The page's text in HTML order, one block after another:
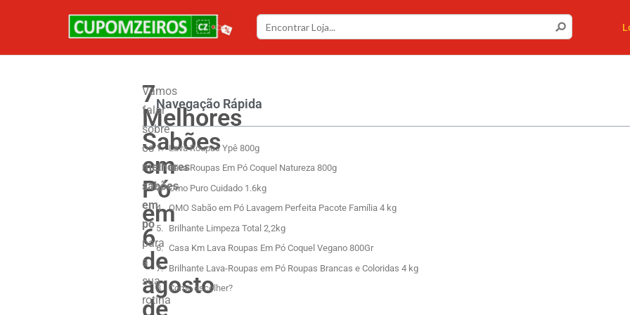
7
Melhores
Sabões
em
Pó
em
6
de
agosto
de
Vamos
falar
sobre
os
melhores
sabões
em
pó
para
a
sua
rotina
Navegação Rápida
Lava Roupas Ypê 800g
Lava Roupas Em Pó Coquel Natureza 800g
Omo Puro Cuidado 1.6kg
OMO Sabão em Pó Lavagem Perfeita Pacote Família 4 kg
Brilhante Limpeza Total 2,2kg
Casa Km Lava Roupas Em Pó Coquel Vegano 800Gr
Brilhante Lava-Roupas em Pó Roupas Brancas e Coloridas 4 kg
Como escolher?